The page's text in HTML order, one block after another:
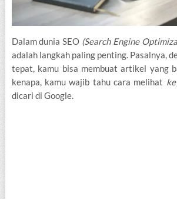
Dalam dunia SEO (Search Engine
adalah langkah paling penting. Pasalnya,
tepat, kamu bisa membuat artikel yang
kenapa, kamu wajib tahu cara melihat
dicari di Google.